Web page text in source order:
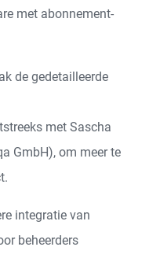
met abonnement-
de gedetailleerde
met Sascha
GmbH), om meer te
integratie van
beheerders